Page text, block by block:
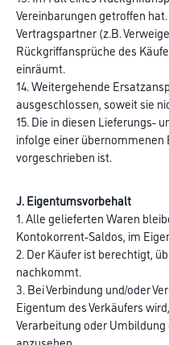
Vereinbarungen getroffen
Vertragspartner (z.B.
Rückgriffansprüche des
einräumt.
14. Weitergehende
ausgeschlossen, soweit sie
15. Die in diesen Lieferungs-
infolge einer
vorgeschrieben ist.
J. Eigentumsvorbehalt
1. Alle gelieferten Waren
Kontokorrent-Saldos, im
2. Der Käufer ist berechtigt,
nachkommt.
3. Bei Verbindung und/oder
Eigentum des Verkäufers
Verarbeitung oder